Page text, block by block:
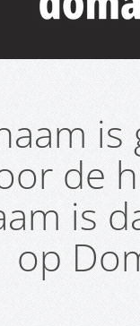
de
is
op